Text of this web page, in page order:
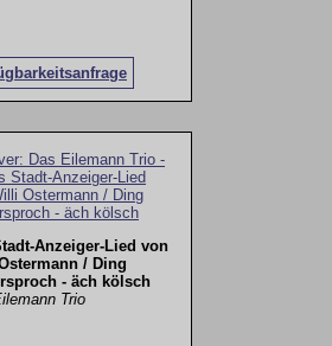
Anzeiger-Lied von
/ Ding
- äch kölsch
Trio